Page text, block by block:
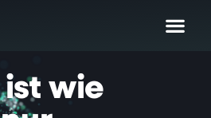
ist wie